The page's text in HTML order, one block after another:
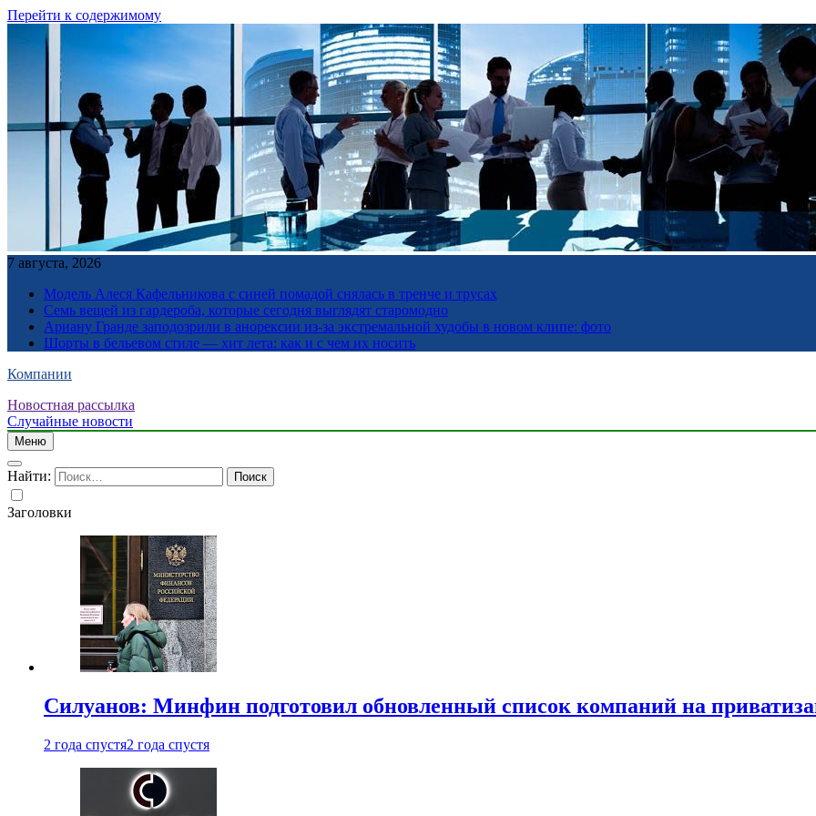
Перейти к содержимому
7 августа, 2026
Модель Алеся Кафельникова с синей помадой снялась в тренче и трусах
Семь вещей из гардероба, которые сегодня выглядят старомодно
Ариану Гранде заподозрили в анорексии из-за экстремальной худобы в новом клипе: фото
Шорты в бельевом стиле — хит лета: как и с чем их носить
Компании
Новостная рассылка
Случайные новости
Меню
Найти:
Заголовки
Силуанов: Минфин подготовил обновленный список компаний на
2 года спустя2 года спустя